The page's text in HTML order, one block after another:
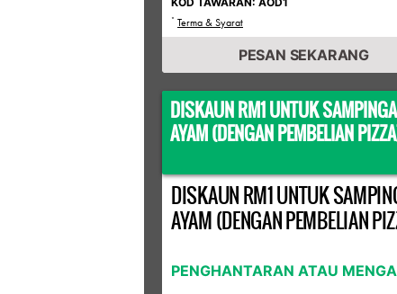
* Terma & Syarat
PESAN SEKARANG
DISKAUN RM1 UNTUK
AYAM (DENGAN PEMBELIAN
DISKAUN RM1 UNTUK
AYAM (DENGAN PEMBELIAN
PENGHANTARAN ATAU